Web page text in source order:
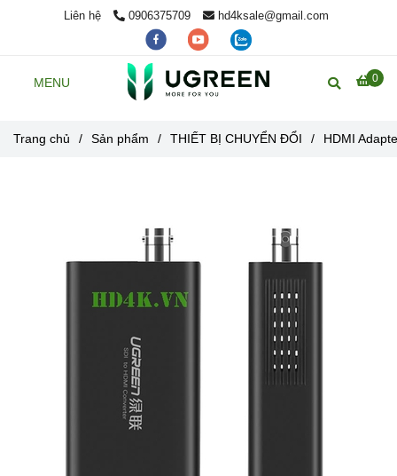
Liên hệ 0906375709 hd4ksale@gmail.com
0
MENU
Trang chủ / Sản phẩm / THIẾT BỊ CHUYỂN ĐỔI / HDMI